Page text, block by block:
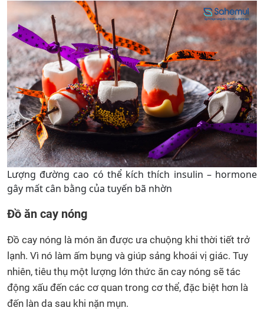
Lượng đường cao có thể kích thích insulin – hormone
gây mất cân bằng của tuyến bã nhờn
Đồ ăn cay nóng
Đồ cay nóng là món ăn được ưa chuộng khi thời tiết trở
lạnh. Vì nó làm ấm bụng và giúp sảng khoái vị giác. Tuy
nhiên, tiêu thụ một lượng lớn thức ăn cay nóng sẽ tác
động xấu đến các cơ quan trong cơ thể, đặc biệt hơn là
đến làn da sau khi nặn mụn.